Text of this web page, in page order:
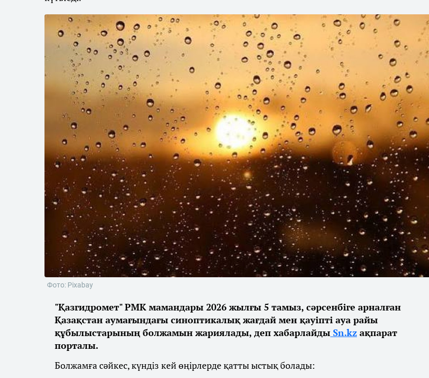
Фото: Pixabay
"Қазгидромет" РМК мамандары 2026 жылғы 5 тамыз, сәрсенбіге арналған
Қазақстан аумағындағы синоптикалық жағдай мен қауіпті ауа райы
құбылыстарының болжамын жариялады, деп хабарлайды Sn.kz ақпарат
порталы.
Болжамға сәйкес, күндіз кей өңірлерде қатты ыстық болады: